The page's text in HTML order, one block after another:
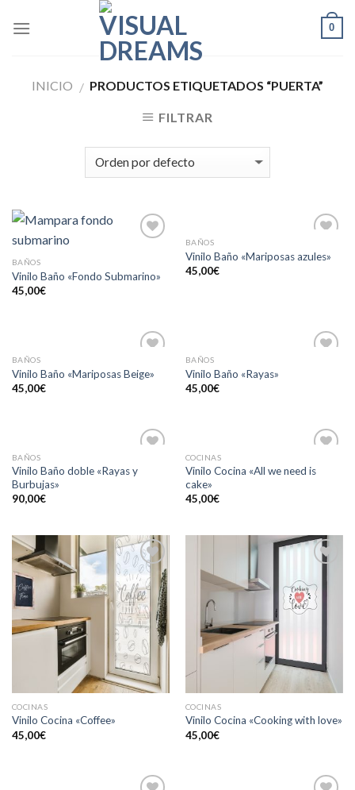
0
INICIO / PRODUCTOS ETIQUETADOS “PUERTA”
FILTRAR
lista de
deseos
BAÑOS
Vinilo Baño «Fondo Submarino»
45,00€
a la
BAÑOS
Vinilo Baño «Mariposas azules»
45,00€
a la
BAÑOS
Vinilo Baño «Mariposas Beige»
45,00€
BAÑOS
Vinilo Baño «Rayas»
45,00€
BAÑOS
Vinilo Baño doble «Rayas y
Burbujas»
90,00€
a la
COCINAS
Vinilo Cocina «All we need is
cake»
45,00€
Añadir
a la
lista de
deseos
COCINAS
Vinilo Cocina «Coffee»
45,00€
a la
lista de
deseos
COCINAS
Vinilo Cocina «Cooking with love»
45,00€